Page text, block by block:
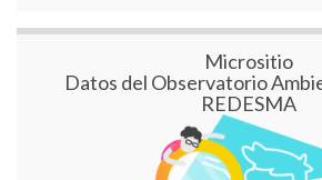
Micrositio
Datos del Observatorio
REDESMA